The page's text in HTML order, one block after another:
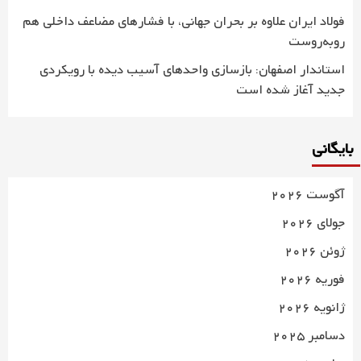
فولاد ایران علاوه بر بحران جهانی، با فشارهای مضاعف داخلی هم
روبه‌روست
استاندار اصفهان: بازسازی واحدهای آسیب دیده با رویکردی
جدید آغاز شده است
بایگانی
آگوست 2026
جولای 2026
ژوئن 2026
فوریه 2026
ژانویه 2026
دسامبر 2025